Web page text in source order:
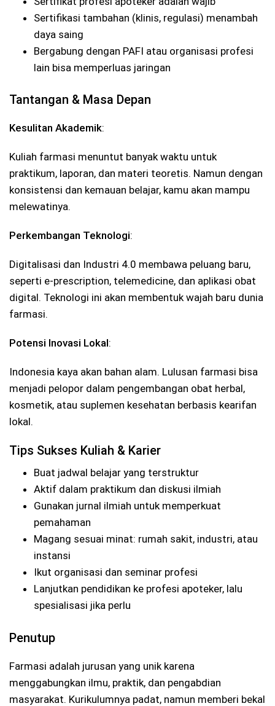
Sertifikasi tambahan (klinis, regulasi) menambah
daya saing
Bergabung dengan PAFI atau organisasi profesi
lain bisa memperluas jaringan
Tantangan & Masa Depan
Kesulitan Akademik:
Kuliah farmasi menuntut banyak waktu untuk
praktikum, laporan, dan materi teoretis. Namun dengan
konsistensi dan kemauan belajar, kamu akan mampu
melewatinya.
Perkembangan Teknologi:
Digitalisasi dan Industri 4.0 membawa peluang baru,
seperti e-prescription, telemedicine, dan aplikasi obat
digital. Teknologi ini akan membentuk wajah baru dunia
farmasi.
Potensi Inovasi Lokal:
Indonesia kaya akan bahan alam. Lulusan farmasi bisa
menjadi pelopor dalam pengembangan obat herbal,
kosmetik, atau suplemen kesehatan berbasis kearifan
lokal.
Tips Sukses Kuliah & Karier
Buat jadwal belajar yang terstruktur
Aktif dalam praktikum dan diskusi ilmiah
Gunakan jurnal ilmiah untuk memperkuat
pemahaman
Magang sesuai minat: rumah sakit, industri, atau
instansi
Ikut organisasi dan seminar profesi
Lanjutkan pendidikan ke profesi apoteker, lalu
spesialisasi jika perlu
Penutup
Farmasi adalah jurusan yang unik karena
menggabungkan ilmu, praktik, dan pengabdian
masyarakat. Kurikulumnya padat, namun memberi bekal